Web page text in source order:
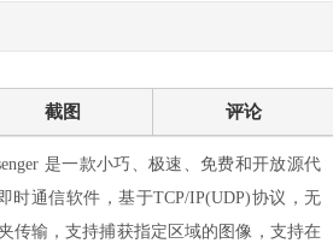
截图 评论
小巧、极速、免费和开放源代
时通信软件，基于TCP/IP(UDP)协议，无
传输，支持捕获指定区域的图像，支持在